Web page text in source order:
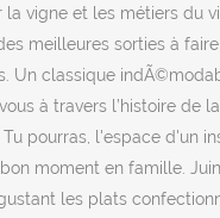
vigne et les métiers du
meilleures sorties à
Un classique
à travers l’histoire
pourras, l'espace d'un
moment en famille.
les plats